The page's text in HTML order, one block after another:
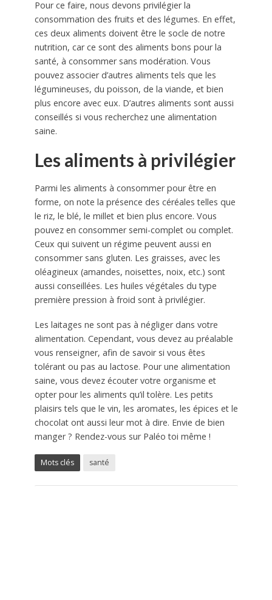
Pour ce faire, nous devons privilégier la
consommation des fruits et des légumes. En effet,
ces deux aliments doivent être le socle de notre
nutrition, car ce sont des aliments bons pour la
santé, à consommer sans modération. Vous
pouvez associer d’autres aliments tels que les
légumineuses, du poisson, de la viande, et bien
plus encore avec eux. D’autres aliments sont aussi
conseillés si vous recherchez une alimentation
saine.
Les aliments à privilégier
Parmi les aliments à consommer pour être en
forme, on note la présence des céréales telles que
le riz, le blé, le millet et bien plus encore. Vous
pouvez en consommer semi-complet ou complet.
Ceux qui suivent un régime peuvent aussi en
consommer sans gluten. Les graisses, avec les
oléagineux (amandes, noisettes, noix, etc.) sont
aussi conseillées. Les huiles végétales du type
première pression à froid sont à privilégier.
Les laitages ne sont pas à négliger dans votre
alimentation. Cependant, vous devez au préalable
vous renseigner, afin de savoir si vous êtes
tolérant ou pas au lactose. Pour une alimentation
saine, vous devez écouter votre organisme et
opter pour les aliments qu’il tolère. Les petits
plaisirs tels que le vin, les aromates, les épices et le
chocolat ont aussi leur mot à dire. Envie de bien
manger ? Rendez-vous sur Paléo toi même !
Mots clés santé